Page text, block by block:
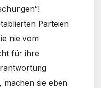
Parteien
nie vom
für ihre
machen sie eben